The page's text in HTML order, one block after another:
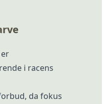
i racens
da fokus